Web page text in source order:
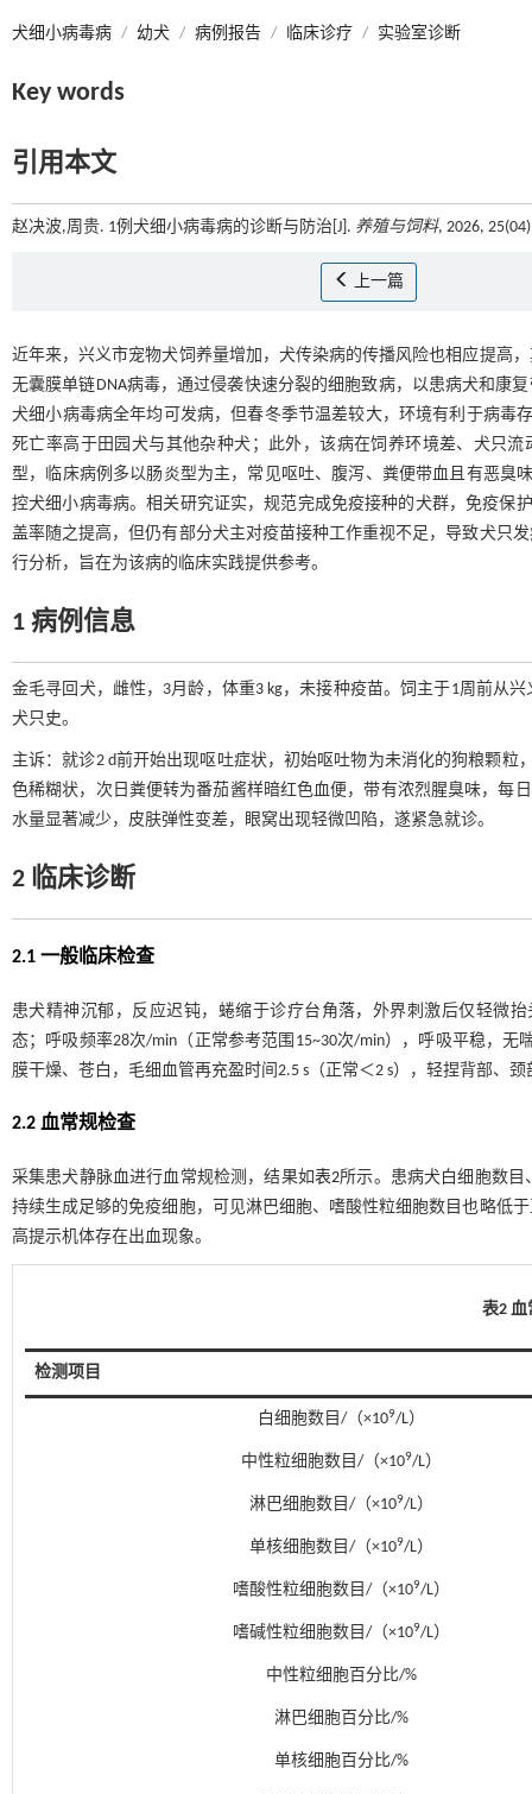
犬细小病毒病 / 幼犬 / 病例报告 / 临床诊疗 / 实验室诊断
Key words
引用本文
赵决波,周贵. 1例犬细小病毒病的诊断与防治[J]. 养殖与饲料, 2026,
上一篇
近年来，兴义市宠物犬饲养量增加，犬传染病的传播风险也相应提高
无囊膜单链DNA病毒，通过侵袭快速分裂的细胞致病，以患病犬和康
犬细小病毒病全年均可发病，但春冬季节温差较大，环境有利于病毒
死亡率高于田园犬与其他杂种犬；此外，该病在饲养环境差、犬只流
型，临床病例多以肠炎型为主，常见呕吐、腹泻、粪便带血且有恶臭
控犬细小病毒病。相关研究证实，规范完成免疫接种的犬群，免疫保
盖率随之提高，但仍有部分犬主对疫苗接种工作重视不足，导致犬只
行分析，旨在为该病的临床实践提供参考。
1 病例信息
金毛寻回犬，雌性，3月龄，体重3 kg，未接种疫苗。饲主于1周前从
犬只史。
主诉：就诊2 d前开始出现呕吐症状，初始呕吐物为未消化的狗粮颗
色稀糊状，次日粪便转为番茄酱样暗红色血便，带有浓烈腥臭味，每
水量显著减少，皮肤弹性变差，眼窝出现轻微凹陷，遂紧急就诊。
2 临床诊断
2.1 一般临床检查
患犬精神沉郁，反应迟钝，蜷缩于诊疗台角落，外界刺激后仅轻微
态；呼吸频率28次/min（正常参考范围15~30次/min），呼吸平稳，
膜干燥、苍白，毛细血管再充盈时间2.5 s（正常＜2 s），轻捏背部、
2.2 血常规检查
采集患犬静脉血进行血常规检测，结果如表2所示。患病犬白细胞数目
持续生成足够的免疫细胞，可见淋巴细胞、嗜酸性粒细胞数目也略低
高提示机体存在出血现象。
表2
检测项目
白细胞数目/（×109/L）
中性粒细胞数目/（×109/L）
淋巴细胞数目/（×109/L）
单核细胞数目/（×109/L）
嗜酸性粒细胞数目/（×109/L）
嗜碱性粒细胞数目/（×109/L）
中性粒细胞百分比/%
淋巴细胞百分比/%
单核细胞百分比/%